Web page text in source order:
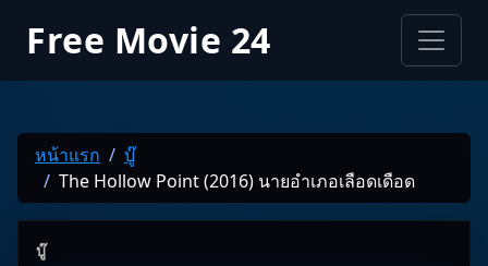
Free Movie 24
หน้าแรก
บู๊
The Hollow Point (2016) นายอำเภอเลือดเดือด
บู๊